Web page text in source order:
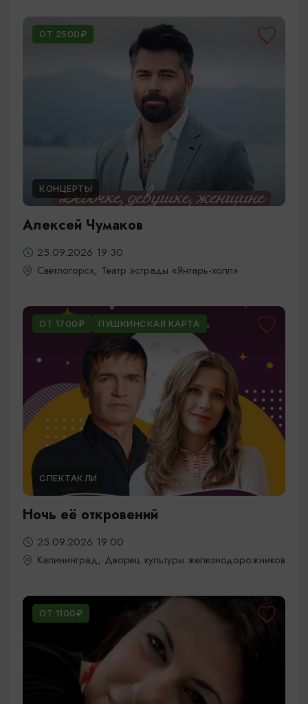
ОТ 2500₽
КОНЦЕРТЫ
Алексей Чумаков
25.09.2026 19:30
Светлогорск, Театр эстрады «Янтарь-холл»
ОТ 1700₽ ПУШКИНСКАЯ КАРТА
СПЕКТАКЛИ
Ночь её откровений
25.09.2026 19:00
Калининград, Дворец культуры железнодорожников
ОТ 1100₽